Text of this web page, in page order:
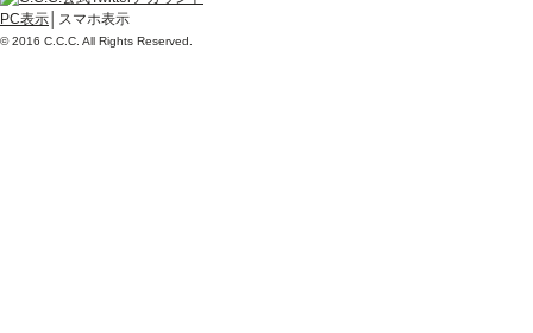
PC表示 │スマホ表示
© 2016 C.C.C. All Rights Reserved.